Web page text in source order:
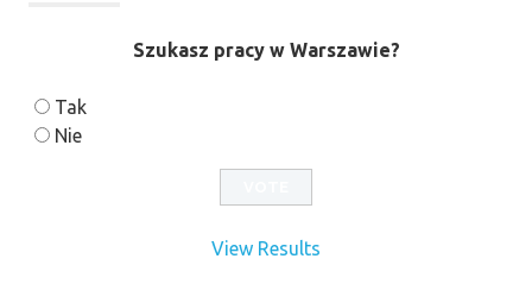
Szukasz pracy w Warszawie?
Tak
Nie
View Results